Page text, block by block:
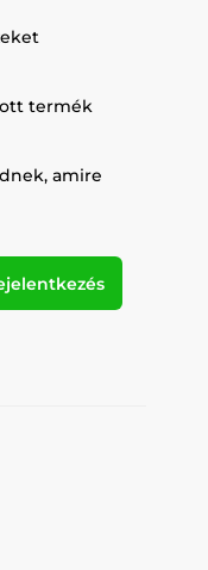
termék
amire